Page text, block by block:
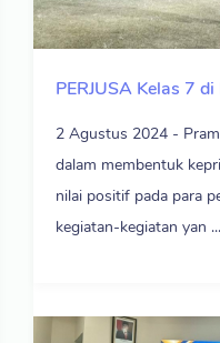
PERJUSA Kelas 7
2 Agustus 2024 -
dalam membentuk
nilai positif pada para
kegiatan-kegiatan yan ...